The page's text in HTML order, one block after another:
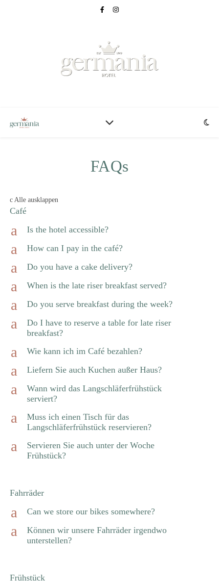
FAQs
c Alle ausklappen
Café
a Is the hotel accessible?
a How can I pay in the café?
a Do you have a cake delivery?
a When is the late riser breakfast served?
a Do you serve breakfast during the week?
a
Do I have to reserve a table for late riser
breakfast?
a Wie kann ich im Café bezahlen?
a Liefern Sie auch Kuchen außer Haus?
a
Wann wird das Langschläferfrühstück
serviert?
a
Muss ich einen Tisch für das
Langschläferfrühstück reservieren?
a
Servieren Sie auch unter der Woche
Frühstück?
Fahrräder
a Can we store our bikes somewhere?
a
Können wir unsere Fahrräder irgendwo
unterstellen?
Frühstück